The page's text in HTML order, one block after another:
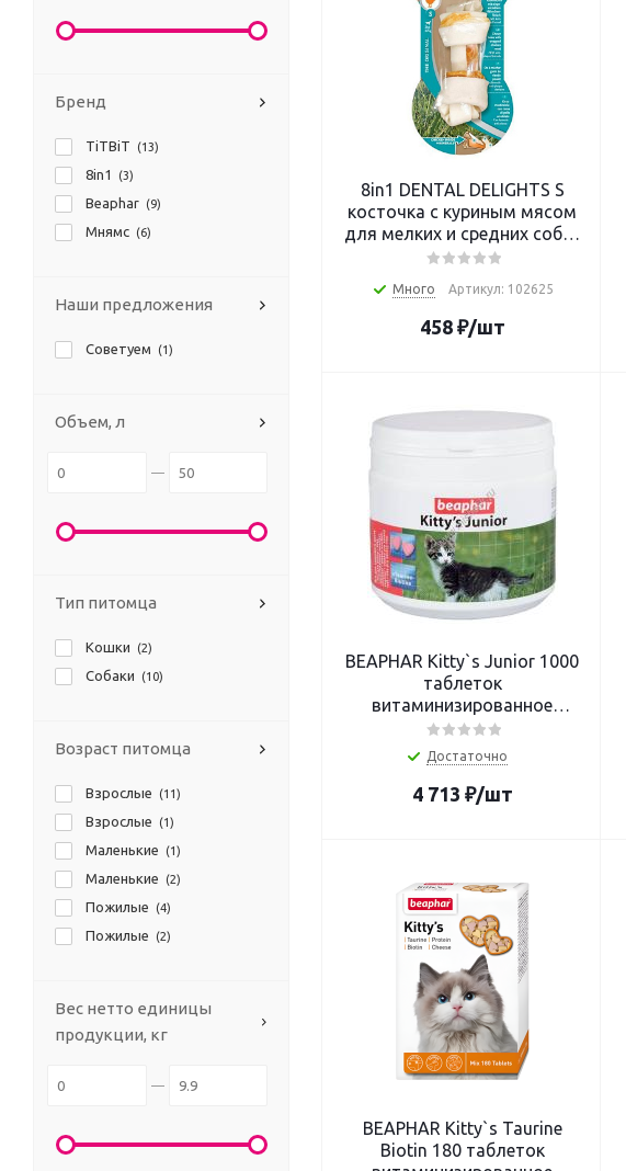
8in1 DENTAL DELIGHTS S
косточка с куриным мясом
для мелких и средних собак
с минералами 11 см
Много Артикул: 102625
458₽/шт
BEAPHAR Kitty`s Junior 1000
таблеток
витаминизированное
лакомство для котят
Достаточно
4 713 ₽/шт
BEAPHAR Kitty`s Taurine
Biotin 180 таблеток
Бренд
TiTBiT (13)
8in1 (3)
Beaphar (9)
Мнямс (6)
Наши предложения
Советуем (1)
Объем, л
Тип питомца
Кошки (2)
Собаки (10)
Возраст питомца
Взрослые (11)
Взрослые (1)
Маленькие (1)
Маленькие (2)
Пожилые (4)
Пожилые (2)
Вес нетто единицы
продукции, кг